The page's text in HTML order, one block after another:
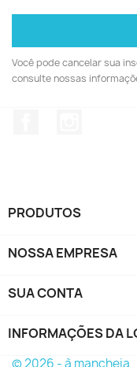
Você pode cancelar sua
consulte nossas
PRODUTOS
NOSSA EMPRESA
SUA CONTA
INFORMAÇÕES DA
© 2026 - à mancheia